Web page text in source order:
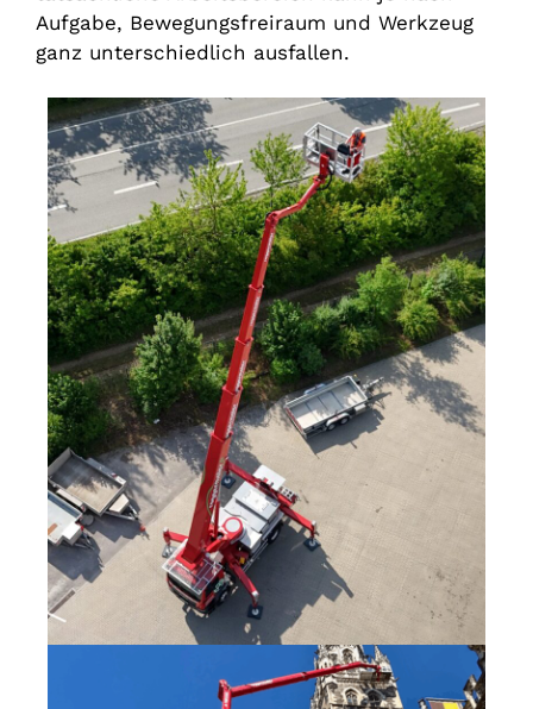
Aufgabe, Bewegungsfreiraum und Werkzeug
ganz unterschiedlich ausfallen.